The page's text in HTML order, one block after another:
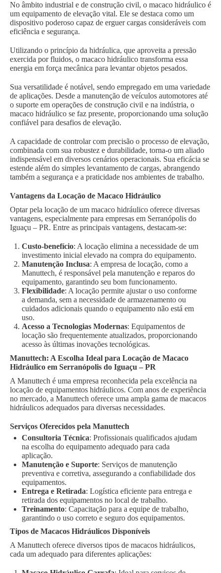
No âmbito industrial e de construção civil, o macaco hidráulico é
um equipamento de elevação vital. Ele se destaca como um
dispositivo poderoso capaz de erguer cargas consideráveis com
eficiência e segurança.
Utilizando o princípio da hidráulica, que aproveita a pressão
exercida por fluidos, o macaco hidráulico transforma essa
energia em força mecânica para levantar objetos pesados.
Sua versatilidade é notável, sendo empregado em uma variedade
de aplicações. Desde a manutenção de veículos automotores até
o suporte em operações de construção civil e na indústria, o
macaco hidráulico se faz presente, proporcionando uma solução
confiável para desafios de elevação.
A capacidade de controlar com precisão o processo de elevação,
combinada com sua robustez e durabilidade, torna-o um aliado
indispensável em diversos cenários operacionais. Sua eficácia se
estende além do simples levantamento de cargas, abrangendo
também a segurança e a praticidade nos ambientes de trabalho.
Vantagens da Locação de Macaco Hidráulico
Optar pela locação de um macaco hidráulico oferece diversas
vantagens, especialmente para empresas em Serranópolis do
Iguaçu – PR. Entre as principais vantagens, destacam-se:
Custo-benefício: A locação elimina a necessidade de um
investimento inicial elevado na compra do equipamento.
Manutenção Inclusa: A empresa de locação, como a
Manuttech, é responsável pela manutenção e reparos do
equipamento, garantindo seu bom funcionamento.
Flexibilidade: A locação permite ajustar o uso conforme
a demanda, sem a necessidade de armazenamento ou
cuidados adicionais quando o equipamento não está em
uso.
Acesso a Tecnologias Modernas: Equipamentos de
locação são frequentemente atualizados, proporcionando
acesso às últimas inovações tecnológicas.
Manuttech: A Escolha Ideal para Locação de Macaco
Hidráulico em Serranópolis do Iguaçu – PR
A Manuttech é uma empresa reconhecida pela excelência na
locação de equipamentos hidráulicos. Com anos de experiência
no mercado, a Manuttech oferece uma ampla gama de macacos
hidráulicos adequados para diversas necessidades.
Serviços Oferecidos pela Manuttech
Consultoria Técnica: Profissionais qualificados ajudam
na escolha do equipamento adequado para cada
aplicação.
Manutenção e Suporte: Serviços de manutenção
preventiva e corretiva, assegurando a confiabilidade dos
equipamentos.
Entrega e Retirada: Logística eficiente para entrega e
retirada dos equipamentos no local de trabalho.
Treinamento: Capacitação para a equipe de trabalho,
garantindo o uso correto e seguro dos equipamentos.
Tipos de Macacos Hidráulicos Disponíveis
A Manuttech oferece diversos tipos de macacos hidráulicos,
cada um adequado para diferentes aplicações: